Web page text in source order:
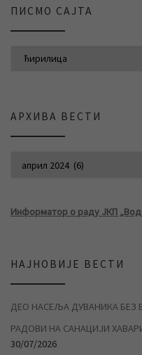
ПИСМО САЈТА
АРХИВА ВЕСТИ
Информатор о раду ЈКП
НАЈНОВИЈЕ ВЕСТИ
ДЕО НАСЕЉА ДУВАНИКА БЕЗ
РАДОВИ НА САНАЦИЈИ
30/07/2026